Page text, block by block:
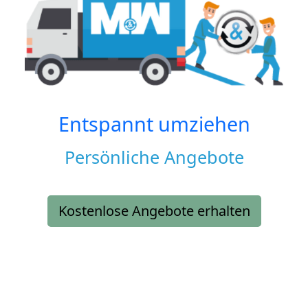
Entspannt umziehen
Persönliche Angebote
Kostenlose Angebote erhalten